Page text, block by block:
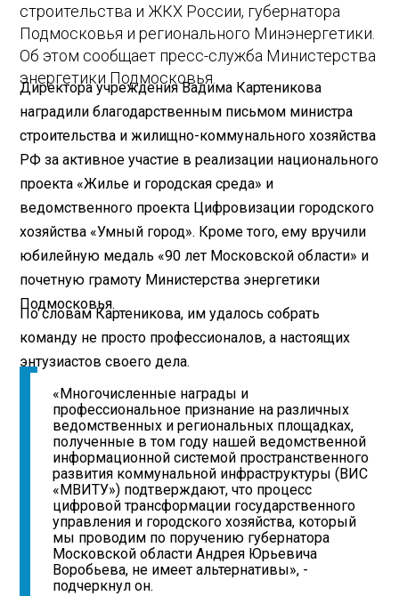
строительства и ЖКХ России, губернатора
Подмосковья и регионального Минэнергетики.
Об этом сообщает пресс-служба Министерства
энергетики Подмосковья.
Директора учреждения Вадима Картеникова
наградили благодарственным письмом министра
строительства и жилищно-коммунального хозяйства
РФ за активное участие в реализации национального
проекта «Жилье и городская среда» и
ведомственного проекта Цифровизации городского
хозяйства «Умный город». Кроме того, ему вручили
юбилейную медаль «90 лет Московской области» и
почетную грамоту Министерства энергетики
Подмосковья.
По словам Картеникова, им удалось собрать
команду не просто профессионалов, а настоящих
энтузиастов своего дела.
«Многочисленные награды и
профессиональное признание на различных
ведомственных и региональных площадках,
полученные в том году нашей ведомственной
информационной системой пространственного
развития коммунальной инфраструктуры (ВИС
«МВИТУ») подтверждают, что процесс
цифровой трансформации государственного
управления и городского хозяйства, который
мы проводим по поручению губернатора
Московской области Андрея Юрьевича
Воробьева, не имеет альтернативы», -
подчеркнул он.